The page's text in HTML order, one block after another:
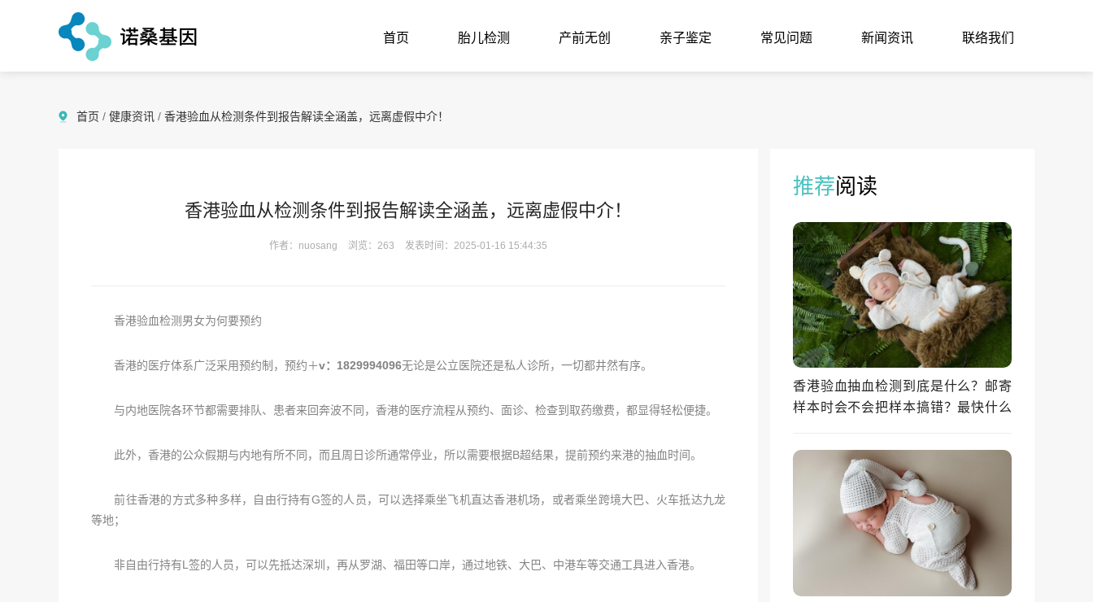
首页 胎儿检测 产前无创 亲子鉴定 常见问题 新闻资讯 联络我们
首页 / 健康资讯 / 香港验血从检测条件到报告解读全涵盖，远离虚假中介！
香港验血从检测条件到报告解读全涵盖，远离虚假中介！
作者：nuosang 浏览：263 发表时间：2025-01-16 15:44:35
香港验血检测男女为何要预约
香港的医疗体系广泛采用预约制，预约＋v：1829994096无论是公立医院还是私人诊所，一切都井然有序。
与内地医院各环节都需要排队、患者来回奔波不同，香港的医疗流程从预约、面诊、检查到取药缴费，都显得轻松便捷。
此外，香港的公众假期与内地有所不同，而且周日诊所通常停业，所以需要根据B超结果，提前预约来港的抽血时间。
前往香港的方式多种多样，自由行持有G签的人员，可以选择乘坐飞机直达香港机场，或者乘坐跨境大巴、火车抵达九龙
等地；
非自由行持有L签的人员，可以先抵达深圳，再从罗湖、福田等口岸，通过地铁、大巴、中港车等交通工具进入香港。
推荐阅读
香港验血抽血检测到底是什么？邮寄
样本时会不会把样本搞错？最快什么